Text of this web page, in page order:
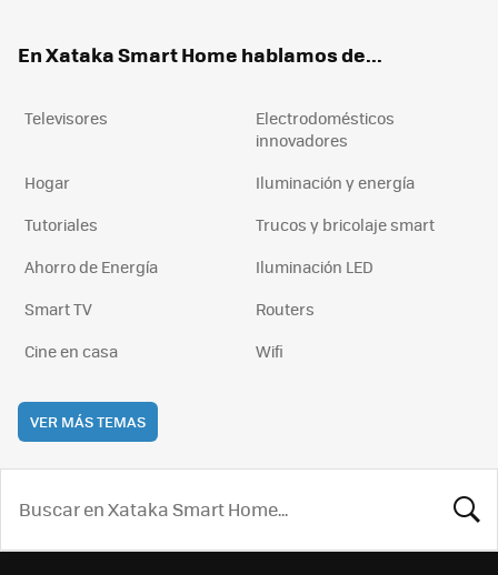
En Xataka Smart Home hablamos de...
Televisores
Electrodomésticos
innovadores
Hogar
Iluminación y energía
Tutoriales
Trucos y bricolaje smart
Ahorro de Energía
Iluminación LED
Smart TV
Routers
Cine en casa
Wifi
VER MÁS TEMAS